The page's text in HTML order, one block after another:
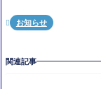
 お知らせ
関連記事